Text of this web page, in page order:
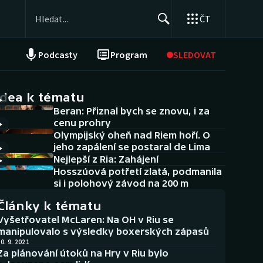
ČT
Podcasty Program SLEDOVAT
NEPŘEHLÉDNĚTE
Historické návraty
Aplikace ČT sport
AZ kvíz
k tématu
Beran: Přiznal bych se znovu, i za
cenu prohry
Olympijský oheň nad Riem hoří. O
jeho zapálení se postaral de Lima
Nejlepší z Ria: Zahájení
Hosszúová potřetí zlatá, podmanila
si i polohový závod na 200 m
k tématu
McLaren: Na OH v Riu se
s výsledky boxerských zápasů
9. 2021
plánování útoků na Hry v Riu bylo